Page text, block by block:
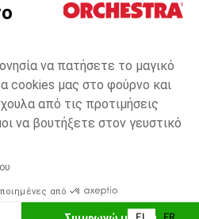
να πατήσετε το μαγικό
cookies μας στο φούρνο και
από τις προτιμήσεις
να βουτήξετε στον γευστικό
από
one
πληρωμής με
'Οροι Πώλησης
προσφορες
δεδομένα
των cookies
μη συμμορφούμενη
δεοντολογίας και στο σύστημα
Ηλεκτρονικού Εμπορίου.